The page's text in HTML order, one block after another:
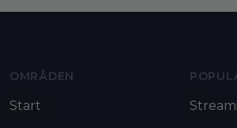
OMRÅDEN
Start